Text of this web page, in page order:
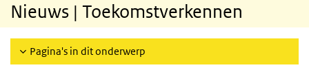
Nieuws | Toekomstverkennen
Pagina's in dit onderwerp